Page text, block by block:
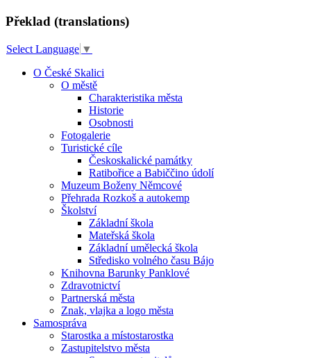
Překlad (translations)
Select Language ▼
O České Skalici
O městě
Charakteristika města
Historie
Osobnosti
Fotogalerie
Turistické cíle
Českoskalické památky
Ratibořice a Babiččino údolí
Muzeum Boženy Němcové
Přehrada Rozkoš a autokemp
Školství
Základní škola
Mateřská škola
Základní umělecká škola
Středisko volného času Bájo
Knihovna Barunky Panklové
Zdravotnictví
Partnerská města
Znak, vlajka a logo města
Samospráva
Starostka a místostarostka
Zastupitelstvo města